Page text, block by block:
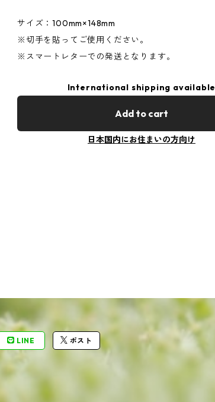
サイズ：100mm×148mm
※切手を貼ってご使用ください。
※スマートレターでの発送となります。
International shipping available
Add to cart
日本国内にお住まいの方向け
LINE ポスト